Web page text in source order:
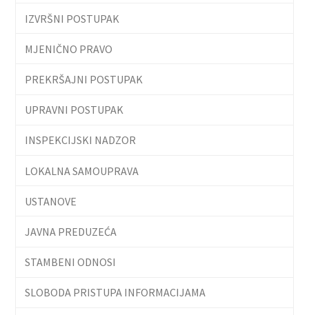
IZVRŠNI POSTUPAK
MJENIČNO PRAVO
PREKRŠAJNI POSTUPAK
UPRAVNI POSTUPAK
INSPEKCIJSKI NADZOR
LOKALNA SAMOUPRAVA
USTANOVE
JAVNA PREDUZEĆA
STAMBENI ODNOSI
SLOBODA PRISTUPA INFORMACIJAMA